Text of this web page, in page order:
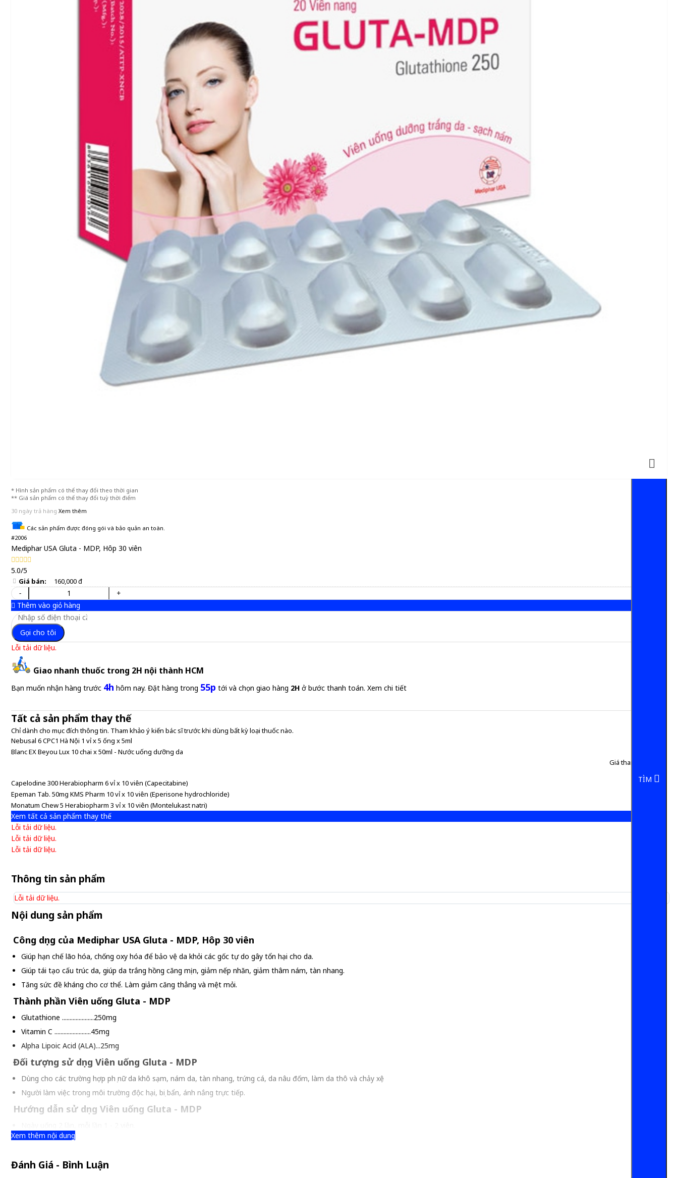
* Hình sản phẩm có thể thay đổi theo thời gian
** Giá sản phẩm có thể thay đổi tuỳ thời điểm
30 ngày trả hàng Xem thêm
Các sản phẩm được đóng gói và bảo quản an toàn.
#2006
Mediphar USA Gluta - MDP, Hôp 30 viên
5.0/5
Giá bán: 160,000 đ
-
+
Thêm vào giỏ hàng
Gọi cho tôi
Lỗi tải dữ liệu.
Giao nhanh thuốc trong 2H nội thành HCM
Bạn muốn nhận hàng trước 4h hôm nay. Đặt hàng trong 55p tới và chọn giao hàng 2H ở bước thanh toán. Xem chi tiết
Tất cả sản phẩm thay thế
Chỉ dành cho mục đích thông tin. Tham khảo ý kiến bác sĩ trước khi dùng bất kỳ loại thuốc nào.
Nebusal 6 CPC1 Hà Nội 1 vỉ x 5 ống x 5ml
Blanc EX Beyou Lux 10 chai x 50ml - Nước uống dưỡng da
Giá tham khảo:
Capelodine 300 Herabiopharm 6 vỉ x 10 viên (Capecitabine)
Epeman Tab. 50mg KMS Pharm 10 vỉ x 10 viên (Eperisone hydrochloride)
Monatum Chew 5 Herabiopharm 3 vỉ x 10 viên (Montelukast natri)
Xem tất cả sản phẩm thay thế
Lỗi tải dữ liệu.
Lỗi tải dữ liệu.
Lỗi tải dữ liệu.
Thông tin sản phẩm
Lỗi tải dữ liệu.
Nội dung sản phẩm
Công dụng của Mediphar USA Gluta - MDP, Hôp 30 viên
Giúp hạn chế lão hóa, chống oxy hóa để bảo vệ da khỏi các gốc tự do gây tổn hại cho da.
Giúp tái tạo cấu trúc da, giúp da trắng hồng căng mịn, giảm nếp nhăn, giảm thâm nám, tàn nhang.
Tăng sức đề kháng cho cơ thể. Làm giảm căng thẳng và mệt mỏi.
Thành phần Viên uống Gluta - MDP
Glutathione .....................250mg
Vitamin C ........................45mg
Alpha Lipoic Acid (ALA)...25mg
Đối tượng sử dụng Viên uống Gluta - MDP
Dùng cho các trường hợp phụ nữ da khô sạm, nám da, tàn nhang, trứng cá, da nâu đốm, làm da thô và chảy xệ
Người làm việc trong môi trường độc hại, bụi bẩn, ánh nắng trực tiếp.
Hướng dẫn sử dụng Viên uống Gluta - MDP
Xem thêm nội dung
Đánh Giá - Bình Luận
TÌM